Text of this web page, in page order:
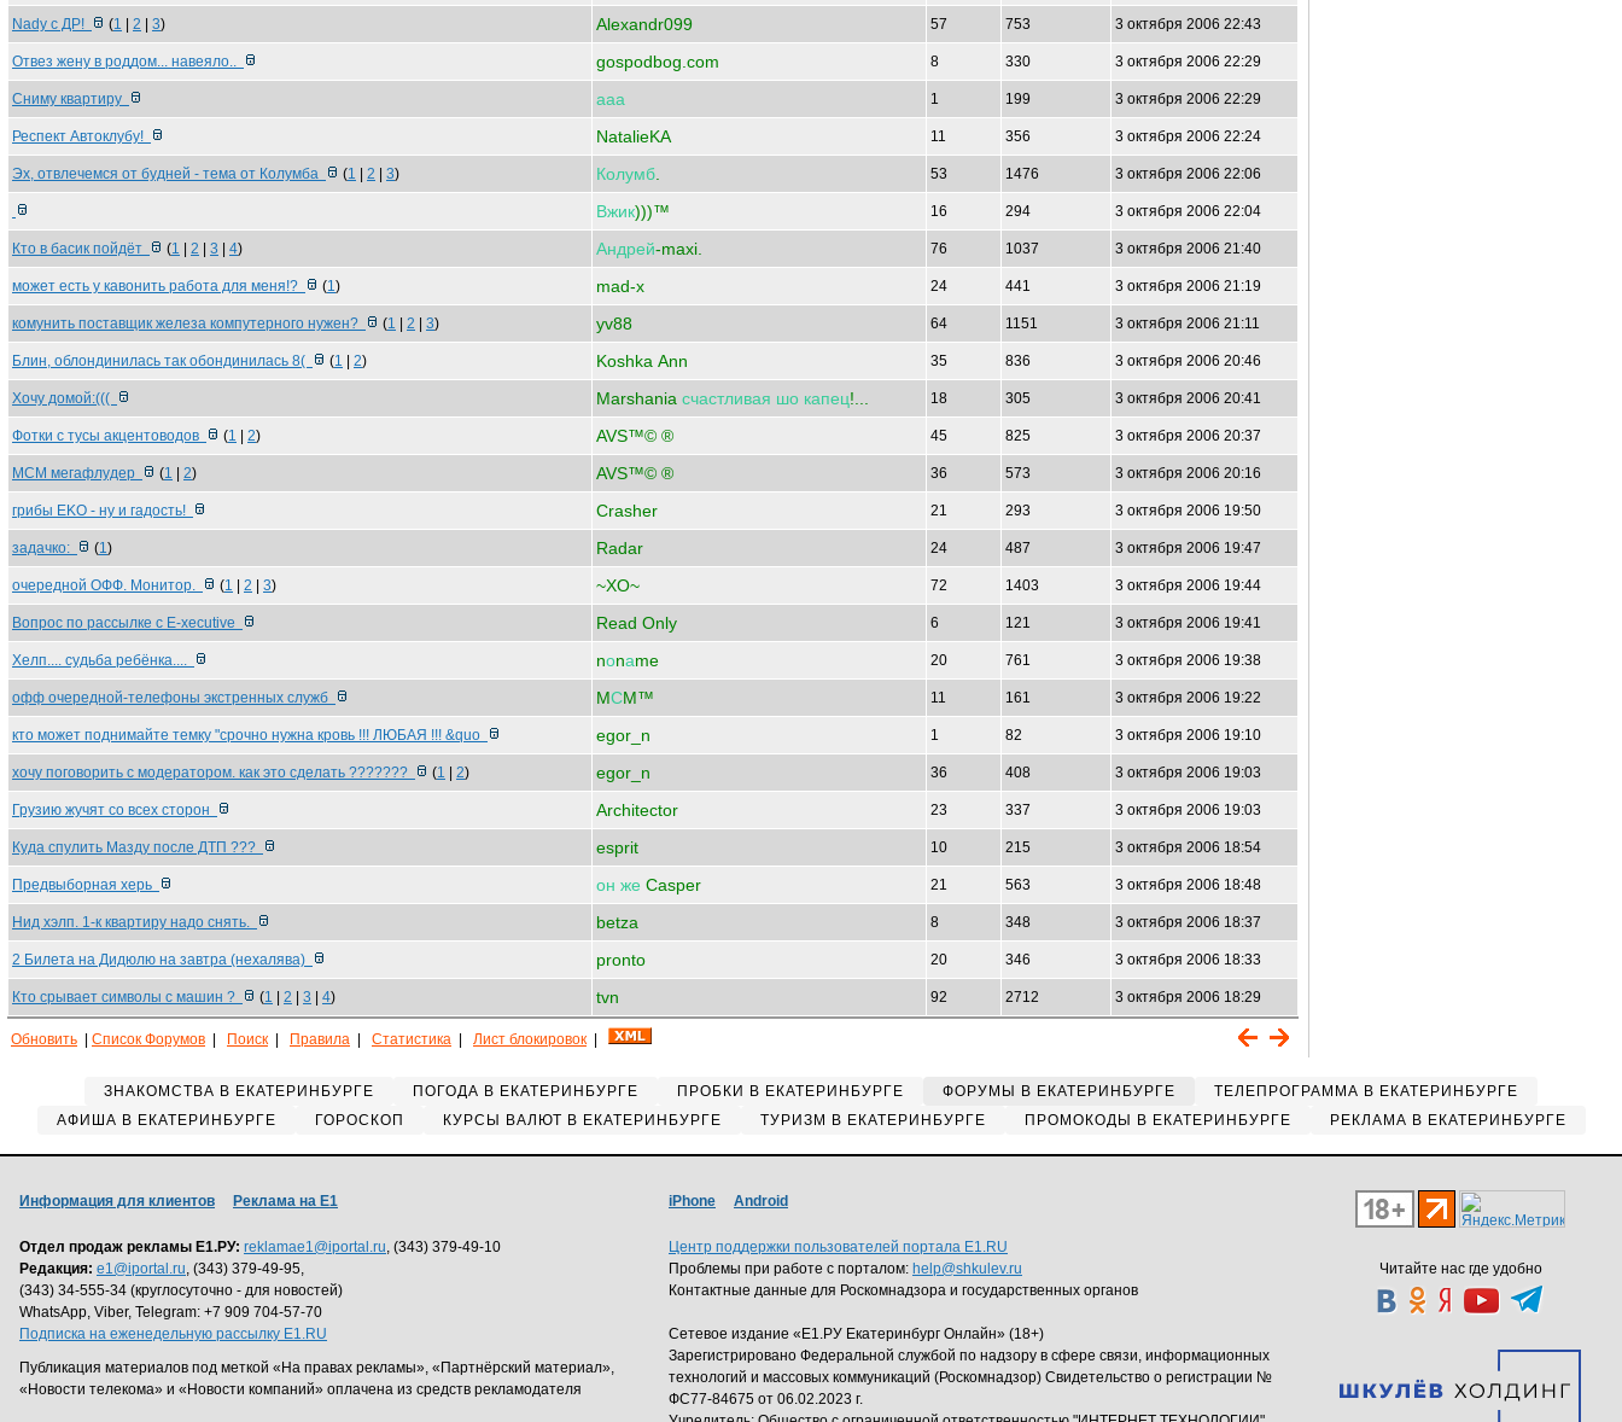
Nady с ДР! (1 2 3) Alexandr099 57 753 3 октября 2006 22:43
Отвез жену в роддом... навеяло.. gospodbog.com 8 330 3 октября 2006 22:29
Сниму квартиру ааа 1 199 3 октября 2006 22:29
Респект Автоклубу! NatalieKA 11 356 3 октября 2006 22:24
Эх, отвлечемся от будней - тема от Колумба (1 2 3) Колумб 53 1476 3 октября 2006 22:06
Вжик)))™ 16 294 3 октября 2006 22:04
Кто в басик пойдёт (1 2 3 4) Андрей-maxi. 76 1037 3 октября 2006 21:40
может есть у кавонить работа для меня!? (1) mad-x 24 441 3 октября 2006 21:19
комунить поставщик железа компутерного нужен? (1 2 3) yv88 64 1151 3 октября 2006 21:11
Блин, облондинилась так обондинилась 8( (1 2) Koshka Ann 35 836 3 октября 2006 20:46
Хочу домой:((( Marshania счастливая шо капец!... 18 305 3 октября 2006 20:41
Фотки с тусы акцентоводов (1 2) AVS™© ® 45 825 3 октября 2006 20:37
МСМ мегафлудер (1 2) AVS™© ® 36 573 3 октября 2006 20:16
грибы EKO - ну и гадость! Crasher 21 293 3 октября 2006 19:50
задачко: (1) Radar 24 487 3 октября 2006 19:47
очередной ОФФ. Монитор. (1 2 3) ~XO~ 72 1403 3 октября 2006 19:44
Вопрос по рассылке с E-xecutive Read Only 6 121 3 октября 2006 19:41
Хелп.... судьба ребёнка.... nоnаme 20 761 3 октября 2006 19:38
офф очередной-телефоны экстренных служб MСM™ 11 161 3 октября 2006 19:22
кто может поднимайте темку "срочно нужна кровь !!! ЛЮБАЯ !!! &quo egor_n 1 82 3 октября 2006 19:10
хочу поговорить с модератором. как это сделать ??????? (1 2) egor_n 36 408 3 октября 2006 19:03
Грузию жучят со всех сторон Architector 23 337 3 октября 2006 19:03
Куда спулить Мазду после ДТП ??? esprit 10 215 3 октября 2006 18:54
Предвыборная херь он же Casper 21 563 3 октября 2006 18:48
Нид хэлп. 1-к квартиру надо снять. betza 8 348 3 октября 2006 18:37
2 Билета на Дидюлю на завтра (нехалява) pronto 20 346 3 октября 2006 18:33
Кто срывает символы с машин ? (1 2 3 4) tvn 92 2712 3 октября 2006 18:29
Обновить Список Форумов Поиск Правила Статистика Лист блокировок
ЗНАКОМСТВА В ЕКАТЕРИНБУРГЕ ПОГОДА В ЕКАТЕРИНБУРГЕ ПРОБКИ В ЕКАТЕРИНБУРГЕ ФОРУМЫ В ЕКАТЕРИНБУРГЕ
ТЕЛЕПРОГРАММА В ЕКАТЕРИНБУРГЕ
АФИША В ЕКАТЕРИНБУРГЕ
ГОРОСКОП КУРСЫ ВАЛЮТ В ЕКАТЕРИНБУРГЕ ТУРИЗМ В ЕКАТЕРИНБУРГЕ ПРОМОКОДЫ В ЕКАТЕРИНБУРГЕ РЕКЛАМА В ЕКАТЕРИНБУРГЕ
Читайте нас где удобно
Информация для клиентов Реклама на Е1
Отдел продаж рекламы Е1.РУ: reklamae1@iportal.ru, (343) 379-49-10
Редакция: e1@iportal.ru, (343) 379-49-95,
(343) 34-555-34 (круглосуточно - для новостей)
WhatsApp, Viber, Telegram: +7 909 704-57-70
Подписка на еженедельную рассылку E1.RU
Публикация материалов под меткой «На правах рекламы», «Партнёрский материал»,
«Новости телекома» и «Новости компаний» оплачена из средств рекламодателя
iPhone Android
Центр поддержки пользователей портала E1.RU
Проблемы при работе с порталом: help@shkulev.ru
Контактные данные для Роскомнадзора и государственных органов
Сетевое издание «Е1.РУ Екатеринбург Онлайн» (18+)
Зарегистрировано Федеральной службой по надзору в сфере связи, информационных
технологий и массовых коммуникаций (Роскомнадзор) Свидетельство о регистрации №
ФС77-84675 от 06.02.2023 г.